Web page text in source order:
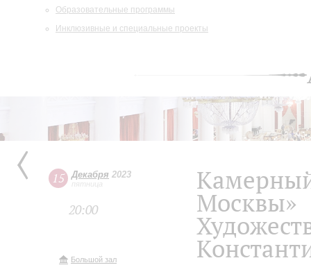
Образовательные программы
Инклюзивные и специальные проекты
15 Декабря 2023
пятница
20:00
Большой зал
Москвы»